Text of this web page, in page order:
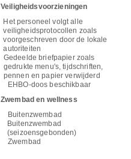
Veiligheidsvoorzieningen
Het personeel volgt alle
veiligheidsprotocollen zoals
voorgeschreven door de lokale
autoriteiten
Gedeelde briefpapier zoals
gedrukte menu's, tijdschriften,
pennen en papier verwijderd
EHBO-doos beschikbaar
Zwembad en wellness
Buitenzwembad
Buitenzwembad
(seizoensgebonden)
Zwembad